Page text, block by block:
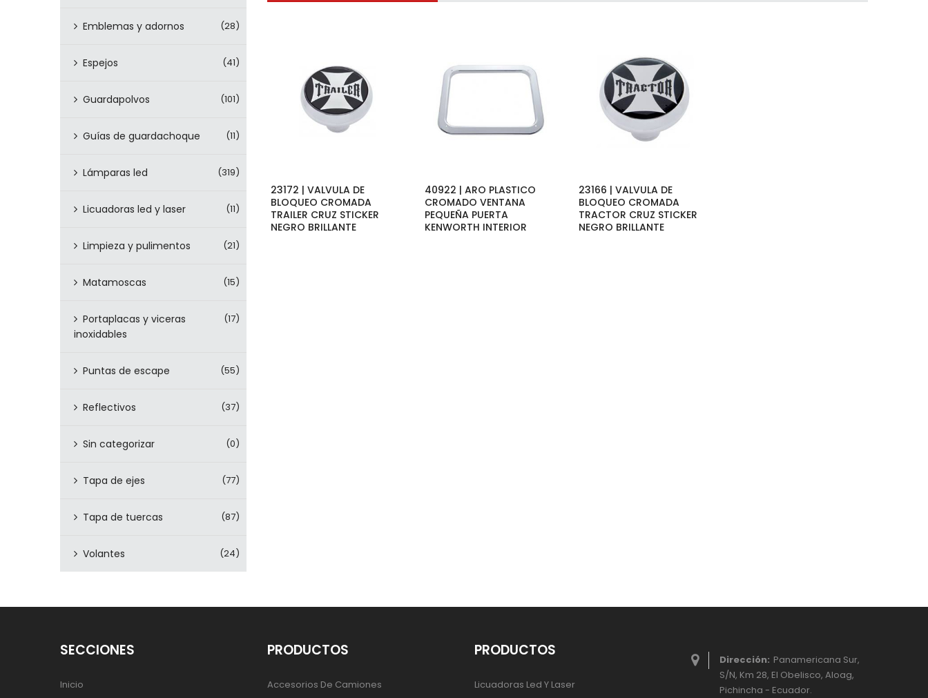
Emblemas y adornos (28)
Espejos (41)
Guardapolvos (101)
Guías de guardachoque (11)
Lámparas led (319)
Licuadoras led y laser (11)
Limpieza y pulimentos (21)
Matamoscas (15)
Portaplacas y viceras
inoxidables
(17)
Puntas de escape (55)
Reflectivos (37)
Sin categorizar (0)
Tapa de ejes (77)
Tapa de tuercas (87)
Volantes (24)
23172 | VALVULA DE
BLOQUEO CROMADA
TRAILER CRUZ STICKER
NEGRO BRILLANTE
40922 | ARO PLASTICO
CROMADO VENTANA
PEQUEÑA PUERTA
KENWORTH INTERIOR
23166 | VALVULA DE
BLOQUEO CROMADA
TRACTOR CRUZ STICKER
NEGRO BRILLANTE
Dirección: Panamericana Sur,
S/N, Km 28, El Obelisco, Aloag,
Pichincha - Ecuador.
SECCIONES
Inicio
PRODUCTOS
Accesorios De Camiones
PRODUCTOS
Licuadoras Led Y Laser